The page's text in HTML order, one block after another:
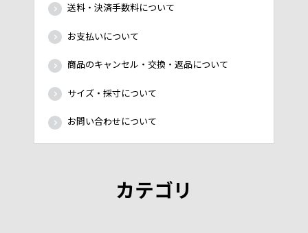
送料・決済手数料について
お支払いについて
商品のキャンセル・交換・返品について
サイズ・採寸について
お問い合わせについて
カテゴリ